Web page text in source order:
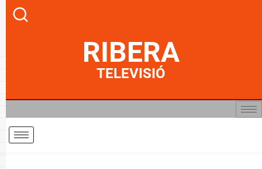
RIBERA
TELEVISIÓ